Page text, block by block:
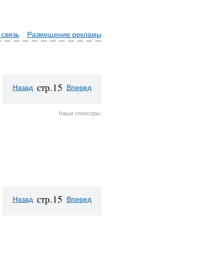
Размещение рекламы
Назад стр.15 Вперед
Наши спонсоры:
Назад стр.15 Вперед